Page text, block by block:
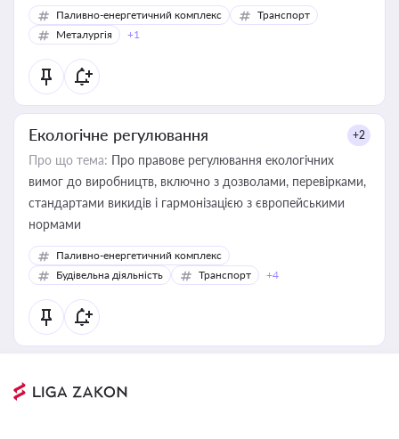
Паливно-енергетичний комплекс
Транспорт
Металургія
+1
Екологічне регулювання +2
Про що тема: Про правове регулювання екологічних
вимог до виробництв, включно з дозволами, перевірками,
стандартами викидів і гармонізацією з європейськими
нормами
Паливно-енергетичний комплекс
Будівельна діяльність
Транспорт +4